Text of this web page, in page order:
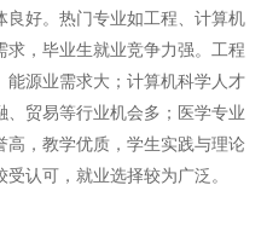
良好。热门专业如工程、计算机
，毕业生就业竞争力强。工程
能源业需求大；计算机科学人才
贸易等行业机会多；医学专业
高，教学优质，学生实践与理论
认可，就业选择较为广泛。